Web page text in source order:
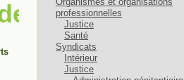
professionnelles
Justice
Santé
Syndicats
Intérieur
Justice